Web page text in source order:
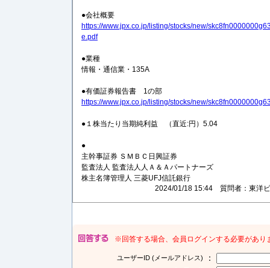
●会社概要
https://www.jpx.co.jp/listing/stocks/new/
e.pdf
●業種
情報・通信業・135A
●有価証券報告書 1の部
https://www.jpx.co.jp/listing/stocks/new/
●１株当たり当期純利益 （直近:円）5.04
●
主幹事証券 ＳＭＢＣ日興証券
監査法人 監査法人人Ａ＆Ａパートナーズ
株主名簿管理人 三菱UFJ信託銀行
2024/01/18 15:44 質問者：東洋
※回答する場合、会員ログインする必要があり
ユーザーID (メールアドレス) ：